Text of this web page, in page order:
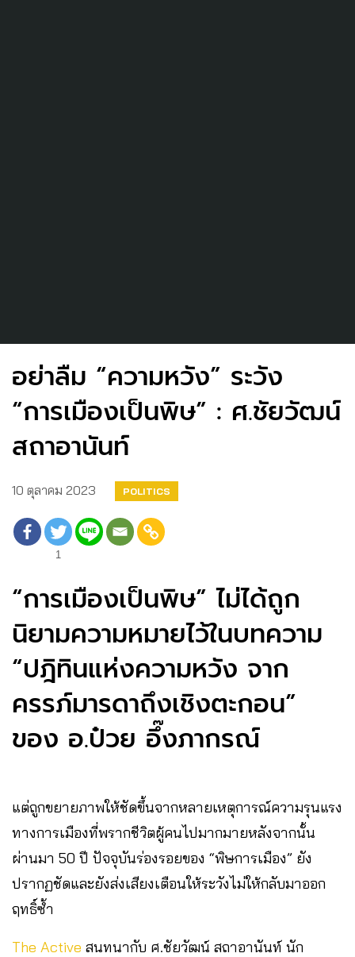
อย่าลืม “ความหวัง” ระวัง
“การเมืองเป็นพิษ” : ศ.ชัยวัฒน์
สถาอานันท์
10 ตุลาคม 2023 POLITICS
1
“การเมืองเป็นพิษ” ไม่ได้ถูก
นิยามความหมายไว้ในบทความ
“ปฎิทินแห่งความหวัง จาก
ครรภ์มารดาถึงเชิงตะกอน”
ของ อ.ป๋วย อึ๊งภากรณ์
แต่ถูกขยายภาพให้ชัดขึ้นจากหลายเหตุการณ์ความรุนแรง
ทางการเมืองที่พรากชีวิตผู้คนไปมากมายหลังจากนั้น
ผ่านมา 50 ปี ปัจจุบันร่องรอยของ “พิษการเมือง” ยัง
ปรากฏชัดและยังส่งเสียงเตือนให้ระวังไม่ให้กลับมาออก
ฤทธิ์ซ้ำ
The Active สนทนากับ ศ.ชัยวัฒน์ สถาอานันท์ นัก